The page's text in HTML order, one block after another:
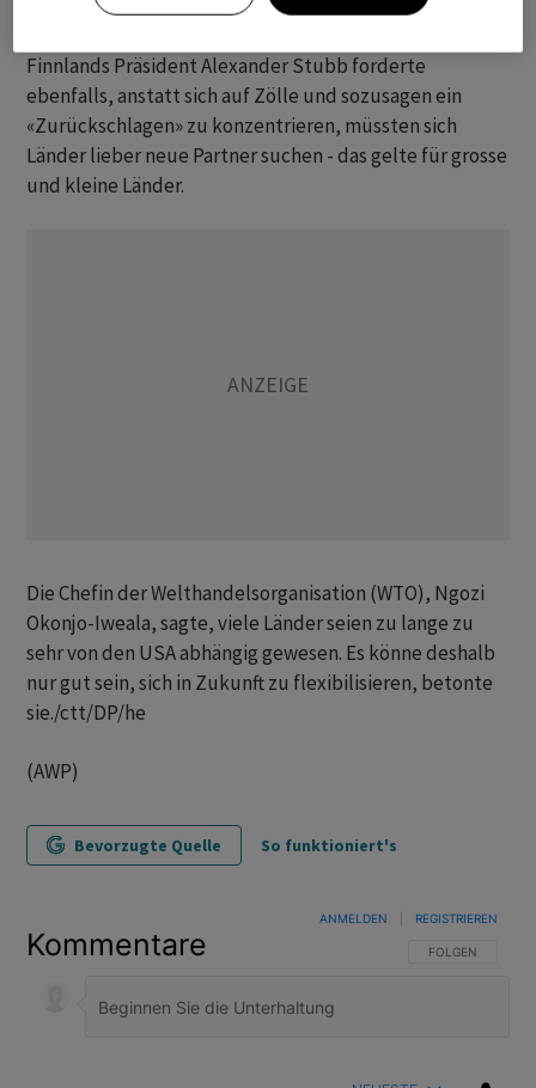
Wirtschaftswachstum stärken.»
Finnlands Präsident Alexander Stubb forderte
ebenfalls, anstatt sich auf Zölle und sozusagen ein
«Zurückschlagen» zu konzentrieren, müssten sich
Länder lieber neue Partner suchen - das gelte für grosse
und kleine Länder.
Die Chefin der Welthandelsorganisation (WTO), Ngozi
Okonjo-Iweala, sagte, viele Länder seien zu lange zu
sehr von den USA abhängig gewesen. Es könne deshalb
nur gut sein, sich in Zukunft zu flexibilisieren, betonte
sie./ctt/DP/he
(AWP)
Bevorzugte Quelle So funktioniert's
Kommentare FOLGE DIESER
FOLGEN
ANMELDEN REGISTRIEREN